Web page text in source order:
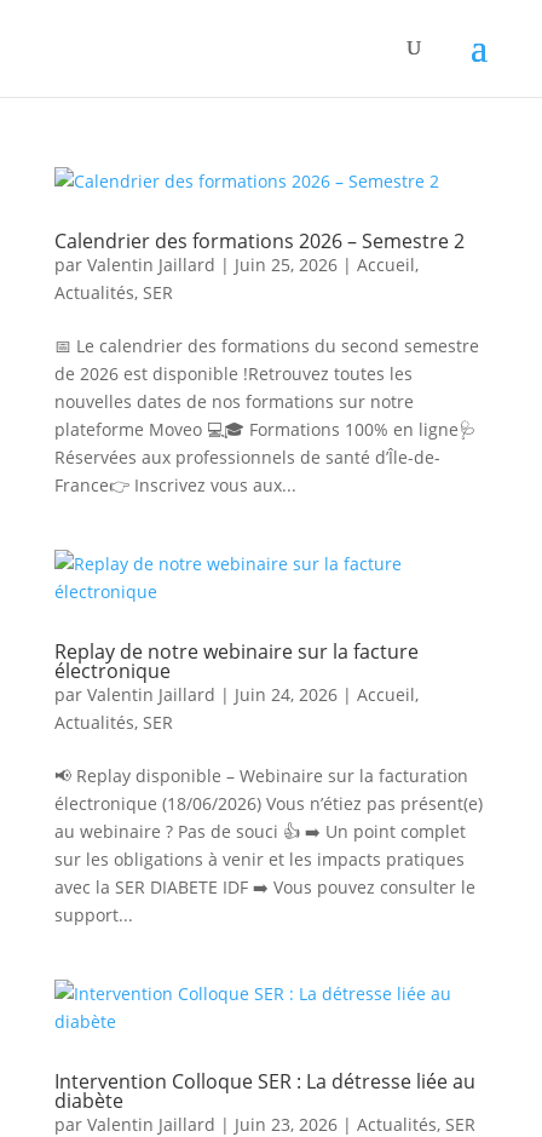
Calendrier des formations 2026 – Semestre 2
par Valentin Jaillard | Juin 25, 2026| Accueil,
Actualités, SER
📅 Le calendrier des formations du second semestre
de 2026 est disponible !Retrouvez toutes les
nouvelles dates de nos formations sur notre
plateforme Moveo 💻🎓 Formations 100% en ligne🩺
Réservées aux professionnels de santé d’Île-de-
France👉 Inscrivez vous aux...
Replay de notre webinaire sur la facture
électronique
par Valentin Jaillard | Juin 24, 2026| Accueil,
Actualités, SER
📢 Replay disponible – Webinaire sur la facturation
électronique (18/06/2026) Vous n’étiez pas présent(e)
au webinaire ? Pas de souci 👍 ➡️ Un point complet
sur les obligations à venir et les impacts pratiques
avec la SER DIABETE IDF ➡️ Vous pouvez consulter le
support...
Intervention Colloque SER : La détresse liée au
diabète
par Valentin Jaillard | Juin 23, 2026| Actualités, SER